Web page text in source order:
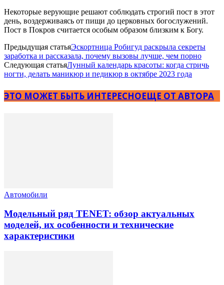
Некоторые верующие решают соблюдать строгий пост в этот
день, воздерживаясь от пищи до церковных богослужений.
Пост в Покров считается особым образом близким к Богу.
Предыдущая статьяЭскортница Робигуд раскрыла секреты
заработка и рассказала, почему вызовы лучше, чем порно
Следующая статьяЛунный календарь красоты: когда стричь
ногти, делать маникюр и педикюр в октябре 2023 года
ЭТО МОЖЕТ БЫТЬ ИНТЕРЕСНОЕЩЕ ОТ АВТОРА
Автомобили
Модельный ряд TENET: обзор актуальных
моделей, их особенности и технические
характеристики